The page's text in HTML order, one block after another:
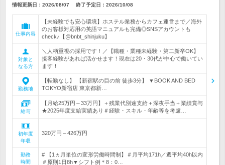
情報更新日：2026/08/07 終了予定日： 2026/10/08
仕事内容
【未経験でも安心環境】ホステル業務からカフェ運営まで／海外
のお客様対応用の英語マニュアルも完備◎SNSアカウントも
check♪【@bnbt_shinjuku】
対象と
なる方
＼人柄重視の採用です！／【職種・業種未経験・第二新卒OK】
接客経験があれば活かせます！現在は20・30代が中心で働いてい
ます！
勤務地
【転勤なし】 【新宿駅の目の前 徒歩3分】 ▼BOOK AND BED
TOKYO新宿店 東京都新…
給与
【月給25万円～33万円】＋残業代別途支給＋深夜手当＋業績賞与
★2025年度支給実績あり＃経験・スキル・年齢等を考慮…
初年度
年収
320万円～426万円
勤務
時間
# 【1ヵ月単位の変形労働時間制】＃月平均171h／週平均40h以内
＃原則1日8h▼シフト例＊8：0…